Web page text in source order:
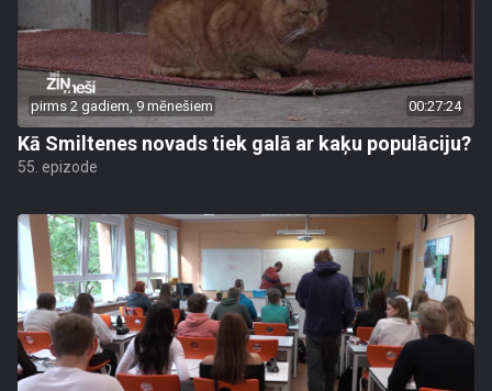
pirms 2 gadiem, 9 mēnešiem 00:27:24
Kā Smiltenes novads tiek galā ar kaķu populāciju?
55. epizode